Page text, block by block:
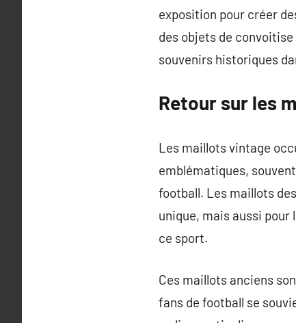
exposition pour créer
des objets de
souvenirs historiques
Retour sur les
Les maillots vintage
emblématiques,
football. Les maillots
unique, mais aussi pour
ce sport.
Ces maillots anciens
fans de football se